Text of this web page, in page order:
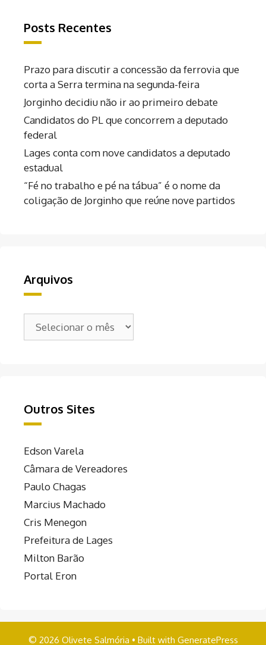
Posts Recentes
Prazo para discutir a concessão da ferrovia que
corta a Serra termina na segunda-feira
Jorginho decidiu não ir ao primeiro debate
Candidatos do PL que concorrem a deputado
federal
Lages conta com nove candidatos a deputado
estadual
“Fé no trabalho e pé na tábua” é o nome da
coligação de Jorginho que reúne nove partidos
Arquivos
Outros Sites
Edson Varela
Câmara de Vereadores
Paulo Chagas
Marcius Machado
Cris Menegon
Prefeitura de Lages
Milton Barão
Portal Eron
© 2026 Olivete Salmória • Built with GeneratePress